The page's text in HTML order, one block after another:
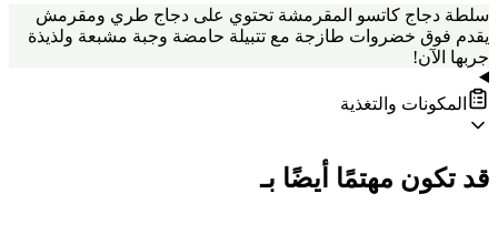
سلطة دجاج كاتسو المقرمشة تحتوي على دجاج طري ومقرمش
يقدم فوق خضروات طازجة مع تتبيلة حامضة وجبة مشبعة ولذيذة
جربها الآن!
المكونات والتغذية
قد تكون مهتمًا أيضًا بـ